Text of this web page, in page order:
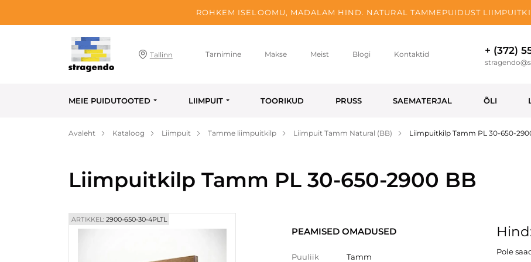
ROHKEM ISELOOMU, MADALAM HIND. NATURAL TAMMEPUIDUST
Tallinn Tarnimine Makse Meist Blogi Kontaktid + (372)
MEIE PUIDUTOOTED LIIMPUIT TOORIKUD PRUSS SAEMATERJAL ÕLI
Avaleht Kataloog Liimpuit Tamme liimpuitkilp Liimpuit Tamm Natural (BB) Liimpuitkilp Tamm PL 30-650-
Liimpuitkilp Tamm PL 30-650-2900 BB
ARTIKKEL: 2900-650-30-4PLTL
PEAMISED OMADUSED
Puuliik Tamm
Pole